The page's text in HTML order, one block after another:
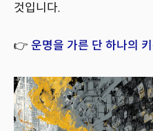
것입니다.
👉 운명을 가른 단 하나의